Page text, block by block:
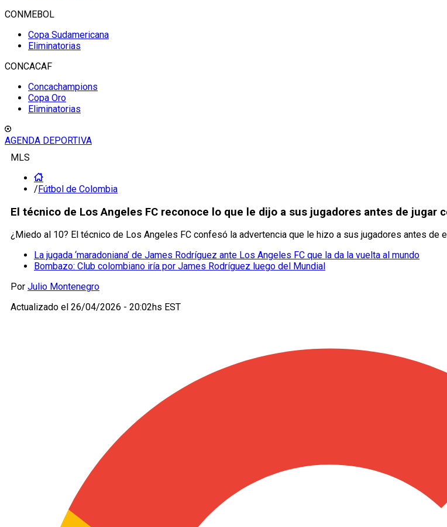
CONMEBOL
Copa Sudamericana
Eliminatorias
CONCACAF
Concachampions
Copa Oro
Eliminatorias
AGENDA DEPORTIVA
MLS
/Fútbol de Colombia
El técnico de Los Angeles FC reconoce lo que le dijo a sus jugadores antes de jugar
¿Miedo al 10? El técnico de Los Angeles FC confesó la advertencia que le hizo a sus jugadores antes de
La jugada ‘maradoniana’ de James Rodríguez ante Los Angeles FC que la da la vuelta al mundo
Bombazo: Club colombiano iría por James Rodríguez luego del Mundial
Por Julio Montenegro
Actualizado el 26/04/2026 - 20:02hs EST